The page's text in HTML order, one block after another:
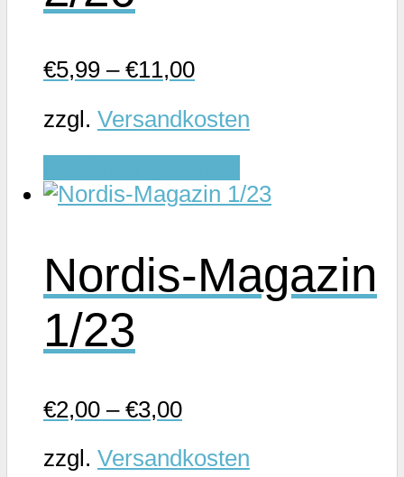
Produktseite
€5,99 – €11,00
zzgl. Versandkosten
Produkt
Varianten
auf.
Produktseite
Nordis-Magazin
1/23
€2,00 – €3,00
zzgl. Versandkosten